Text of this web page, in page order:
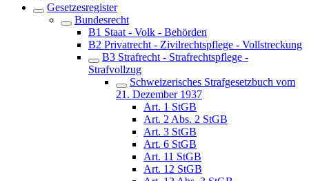
Gesetzesregister
Bundesrecht
B1 Staat - Volk - Behörden
B2 Privatrecht - Zivilrechtspflege - Vollstreckung
B3 Strafrecht - Strafrechtspflege -
Strafvollzug
Schweizerisches Strafgesetzbuch vom
21. Dezember 1937
Art. 1 StGB
Art. 2 Abs. 2 StGB
Art. 3 StGB
Art. 6 StGB
Art. 11 StGB
Art. 12 StGB